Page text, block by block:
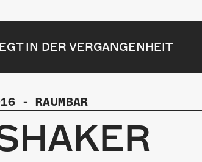
IN DER VERGANGENHEIT
- RAUMBAR